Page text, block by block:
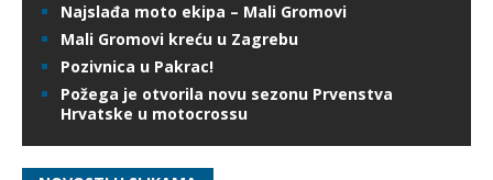
Najslađa moto ekipa – Mali Gromovi
Mali Gromovi kreću u Zagrebu
Pozivnica u Pakrac!
Požega je otvorila novu sezonu Prvenstva
Hrvatske u motocrossu